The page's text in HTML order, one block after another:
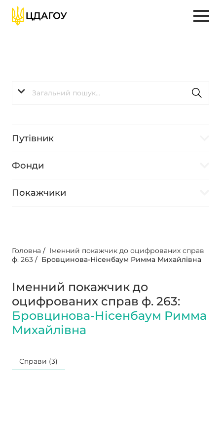
Путівник
Фонди
Покажчики
Головна / Іменний покажчик до оцифрованих справ
ф. 263 / Бровцинова-Нісенбаум Римма Михайлівна
Іменний покажчик до
оцифрованих справ ф. 263:
Бровцинова-Нісенбаум Римма
Михайлівна
Справи (3)